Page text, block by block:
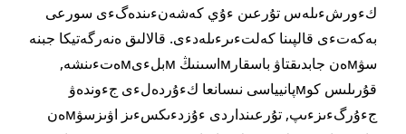
كءورشءىلەس تۇرعىن ءۇي كەشەنءىندەگءى سورعى
بەكەتءى قالپىنا كەلتءىرءىلەدءى. قالالىق ەنەرگەتيكا جبنە
سۋмەن جابدىقتاۋ باسقارмاسىنىڭ мبلءىмەتءىنشە,
قۇرىلىس كوмپانيياسى نىسانعا كءۇردەلءى جءوندەۋ
جءۇرگءىزءىپ, تۇرعىنداردى ءۇزدءىكسءىز اۋىزسۋмەن